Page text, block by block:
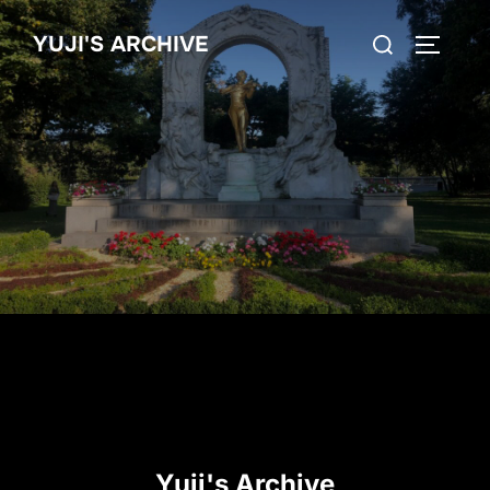
コ
ン
テ
ン
ツ
へ
キ
ッ
プ
YUJI'S ARCHIVE
検
対
象:
サイド